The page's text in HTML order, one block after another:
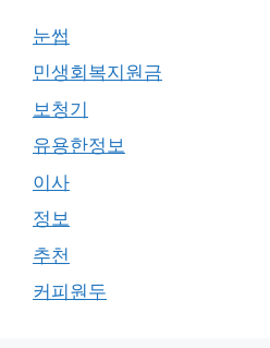
눈썹
민생회복지원금
보청기
유용한정보
이사
정보
추천
커피원두